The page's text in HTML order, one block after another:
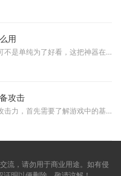
用
小伙伴们掌握屠龙刀可不是单纯为了好看，这把神器在传奇世界里代表着极致的力量和地位，想要发挥它的真正威力，你需要了解它的基础使用方式，首先当你获得屠龙刀要做的第一件
攻击
想要提升你们的装备攻击力，首先需要了解游戏中的基础提升途径。在传奇手游中，装备是直接决定角色输出能力的关键因素，我们可以通过打怪、挑战副本BOSS和参与各种活动来获取更
流，请勿用于商业用途。如有侵